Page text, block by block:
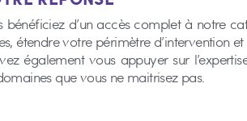
bénéficiez d’un accès complet à notre
étendre votre périmètre d’intervention
également vous appuyer sur
que vous ne maitrisez pas.